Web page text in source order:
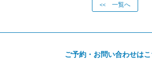
<< 一覧へ
ご予約・お問い合わせは